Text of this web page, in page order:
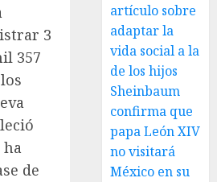
3
357
ha
de
artículo sobre
adaptar la
vida social a la
de los hijos
Sheinbaum
confirma que
papa León XIV
no visitará
México en su